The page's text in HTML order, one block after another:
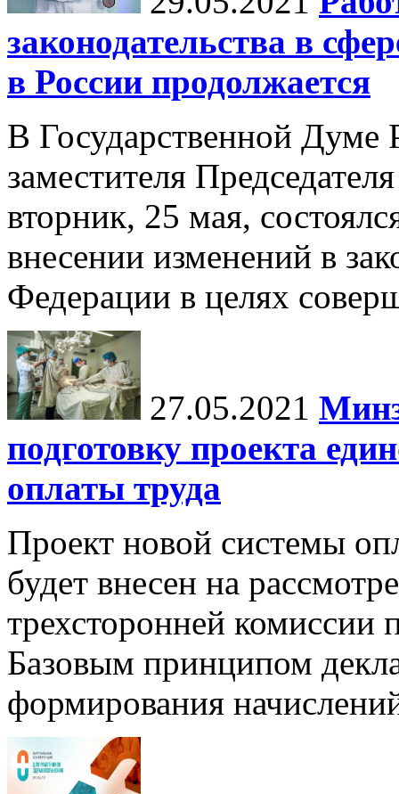
законодательства в
в России продолжается
В Государственной Думе
заместителя
вторник, 25 мая,
внесении изменений в
Федерации в целях
27.05.2021
подготовку проекта
оплаты труда
Проект новой системы
будет внесен на
трехсторонней комиссии
Базовым принципом
формирования